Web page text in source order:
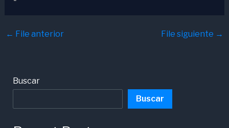
← File anterior File siguiente →
Buscar
Buscar